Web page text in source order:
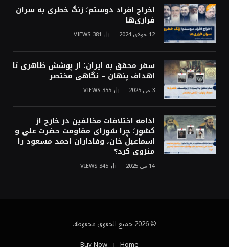
اخراج افراد دوستم؛ زنگ خطری به سران
فراری‌ها
12 جولای 2024 381
VIEWS
سفر محقق به ایران؛ از پوشش ظاهری تا
اهداف پنهان – نگاهی مختصر
3 می 2025 355
VIEWS
ادامه اختلافات مخالفین در خارج از
کشور؛ چرا شورای مقاومت حضرت علی و
اسماعیل خان، وفاداران احمد مسعود را
منزوی کرد؟
14 می 2025 345
VIEWS
© 2026 جميع الحقوق محفوظة.